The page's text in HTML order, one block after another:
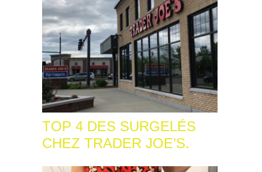
TOP 4 DES SURGELÉS
CHEZ TRADER JOE’S.